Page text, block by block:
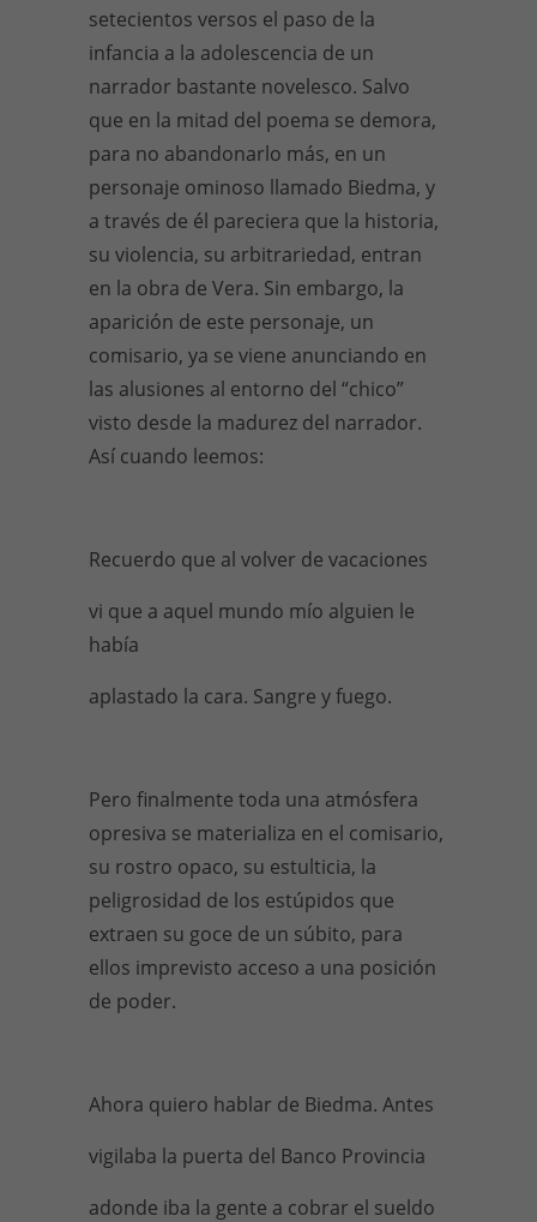
setecientos versos el paso de la
infancia a la adolescencia de un
narrador bastante novelesco. Salvo
que en la mitad del poema se demora,
para no abandonarlo más, en un
personaje ominoso llamado Biedma, y
a través de él pareciera que la historia,
su violencia, su arbitrariedad, entran
en la obra de Vera. Sin embargo, la
aparición de este personaje, un
comisario, ya se viene anunciando en
las alusiones al entorno del “chico”
visto desde la madurez del narrador.
Así cuando leemos:
Recuerdo que al volver de vacaciones
vi que a aquel mundo mío alguien le
había
aplastado la cara. Sangre y fuego.
Pero finalmente toda una atmósfera
opresiva se materializa en el comisario,
su rostro opaco, su estulticia, la
peligrosidad de los estúpidos que
extraen su goce de un súbito, para
ellos imprevisto acceso a una posición
de poder.
Ahora quiero hablar de Biedma. Antes
vigilaba la puerta del Banco Provincia
adonde iba la gente a cobrar el sueldo